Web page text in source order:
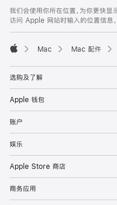
页
页
脚
注
我们会使用你所在位置，为你更快显
访问 Apple 网站时输入的位置信息，
Mac Mac 配件
选购及了解
Apple 钱包
账户
娱乐
Apple Store 商店
商务应用